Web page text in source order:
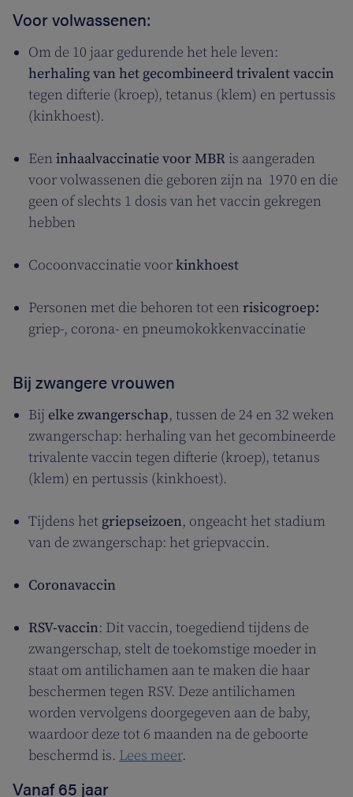
Voor volwassenen:
Om de 10 jaar gedurende het hele leven:
herhaling van het gecombineerd trivalent vaccin
tegen difterie (kroep), tetanus (klem) en pertussis
(kinkhoest).
Een inhaalvaccinatie voor MBR is aangeraden
voor volwassenen die geboren zijn na 1970 en die
geen of slechts 1 dosis van het vaccin gekregen
hebben
Cocoonvaccinatie voorkinkhoest
Personen met die behoren tot een risicogroep:
griep-, corona- en pneumokokkenvaccinatie
Bij zwangere vrouwen
Bij elke zwangerschap, tussen de 24 en 32 weken
zwangerschap: herhaling van het gecombineerde
trivalente vaccin tegen difterie (kroep), tetanus
(klem) en pertussis (kinkhoest).
Tijdens het griepseizoen, ongeacht het stadium
van de zwangerschap: het griepvaccin.
Coronavaccin
RSV-vaccin: Dit vaccin, toegediend tijdens de
zwangerschap, stelt de toekomstige moeder in
staat om antilichamen aan te maken die haar
beschermen tegen RSV. Deze antilichamen
worden vervolgens doorgegeven aan de baby,
waardoor deze tot 6 maanden na de geboorte
beschermd is. Lees meer.
Vanaf 65 jaar